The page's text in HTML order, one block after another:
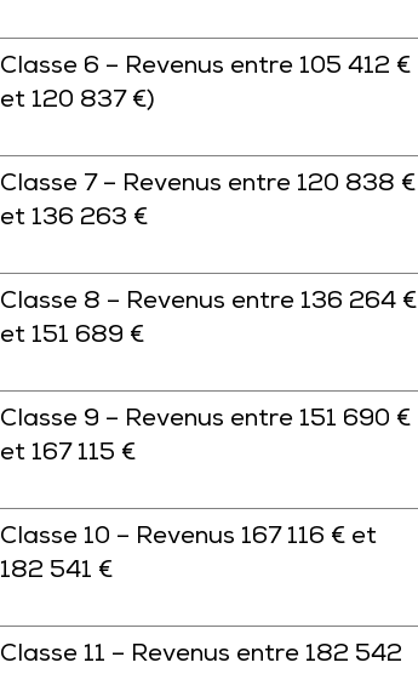
Classe 6 – Revenus entre 105 412 €
et 120 837 €)
Classe 7 – Revenus entre 120 838 €
et 136 263 €
Classe 8 – Revenus entre 136 264 €
et 151 689 €
Classe 9 – Revenus entre 151 690 €
et 167 115 €
Classe 10 – Revenus 167 116 € et
182 541 €
Classe 11 – Revenus entre 182 542